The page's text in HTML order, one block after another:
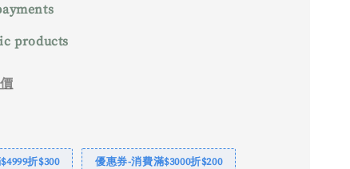
products
折$300 優惠券-消費滿$3000折$200